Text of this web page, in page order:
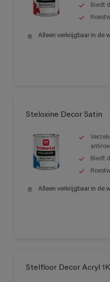
Biedt
Alleen verkrijgbaar in de
Steloxine Decor Satin
Biedt
Alleen verkrijgbaar in de
Stelfloor Decor Acryl 1K